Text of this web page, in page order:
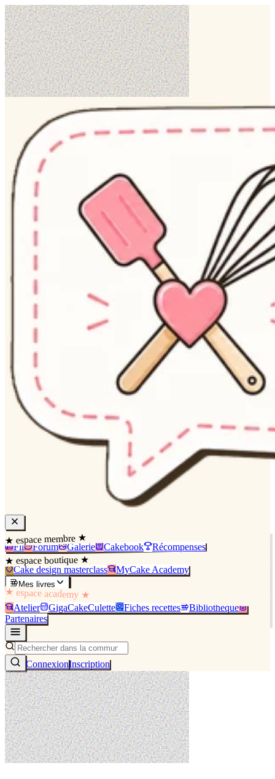
★ espace membre ★
Fil Forum Galerie Cakebook Récompenses
★ espace boutique ★
Cake design masterclass MyCake Academy
Mes livres
★ espace academy ★
Atelier GigaCakeCulette Fiches recettes
Bibliothèque
Partenaires
ConnexionInscription